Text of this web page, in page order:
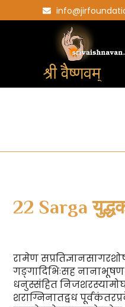
22 Sarga
रामेण
गङ्गादिभिःसह
धनुस्संहित
शराग्निनातद्वध